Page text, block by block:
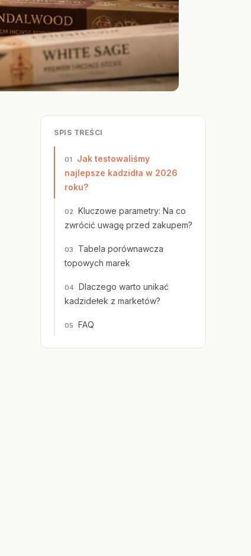
SPIS TREŚCI
Jak testowaliśmy
najlepsze kadzidła w 2026
roku?
Kluczowe parametry: Na co
zwrócić uwagę przed zakupem?
Tabela porównawcza
topowych marek
Dlaczego warto unikać
kadzidełek z marketów?
FAQ